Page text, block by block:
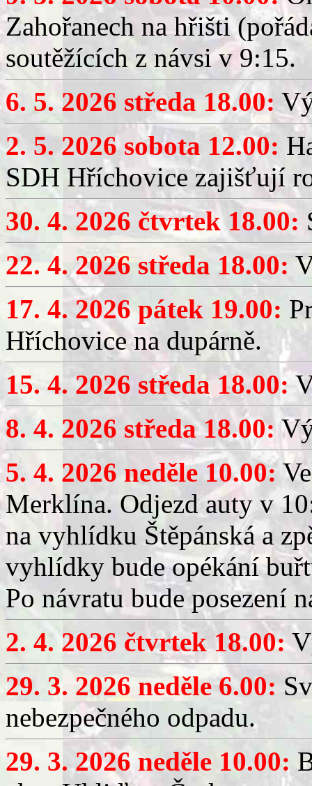
Zahořanech na hřišti
soutěžících z návsi v 9:15.
6. 5. 2026 středa 18.00:
2. 5. 2026 sobota 12.00:
SDH Hříchovice zajišťují
30. 4. 2026 čtvrtek 18.00:
22. 4. 2026 středa 18.00:
17. 4. 2026 pátek 19.00:
Hříchovice na dupárně.
15. 4. 2026 středa 18.00:
8. 4. 2026 středa 18.00:
5. 4. 2026 neděle 10.00:
Merklína. Odjezd auty v
na vyhlídku Štěpánská a
vyhlídky bude opékání
Po návratu bude posezení
2. 4. 2026 čtvrtek 18.00:
29. 3. 2026 neděle 6.00:
nebezpečného odpadu.
29. 3. 2026 neděle 10.00: